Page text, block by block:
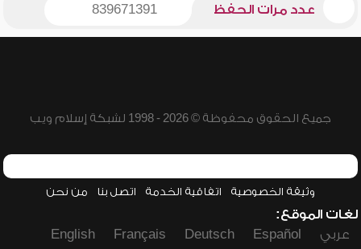
عدد مرات الحفظ 839671391
جميع الحقوق محفوظة © 2026 - 1998 لشبكة إسلام ويب
وثيقة الخصوصية اتفاقية الخدمة اتصل بنا من نحن
لغات الموقع:
عربي
Español
Deutsch
Français
English